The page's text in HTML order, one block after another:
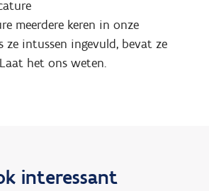
meerdere keren in onze
ze intussen ingevuld, bevat ze
het ons weten.
interessant